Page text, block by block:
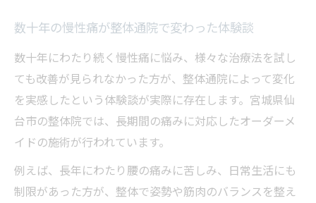
数十年の慢性痛が整体通院で変わった体験談
数十年にわたり続く慢性痛に悩み、様々な治療法を試し
ても改善が見られなかった方が、整体通院によって変化
を実感したという体験談が実際に存在します。宮城県仙
台市の整体院では、長期間の痛みに対応したオーダーメ
イドの施術が行われています。
例えば、長年にわたり腰の痛みに苦しみ、日常生活にも
制限があった方が、整体で姿勢や筋肉のバランスを整え